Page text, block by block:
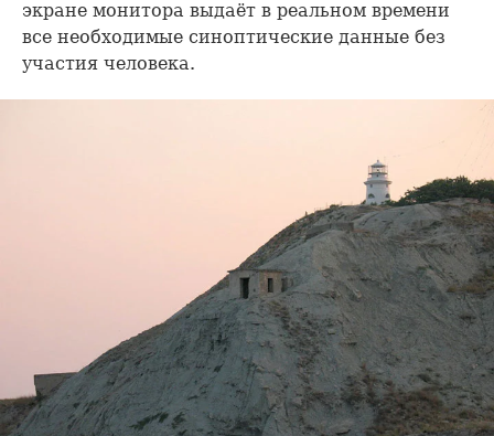
экране монитора выдаёт в реальном времени
все необходимые синоптические данные без
участия человека.